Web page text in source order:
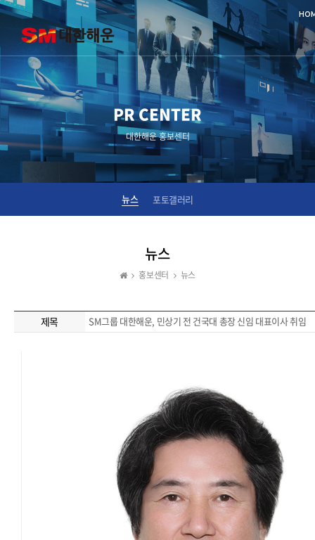
PR CENTER
대한해운 홍보센터
뉴스 포토갤러리
뉴스
홍보센터 뉴스
제목 SM그룹 대한해운, 민상기 전 건국대 총장 신임 대표이사 취임